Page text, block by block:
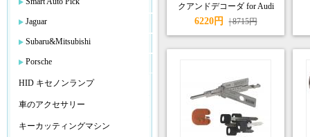
Jaguar
Subaru&Mitsubishi
Porsche
HID キセノンランプ
車のアクセサリー
キーカッティングマシン
クアンドデコーダ for Audi
Ford VW,Porsche,Seat, Skoda
6220円| 8715円